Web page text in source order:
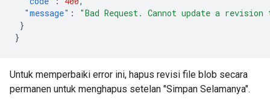
"message" :
"Bad Request. Cannot update a
}
}
Untuk memperbaiki error ini, hapus revisi file blob secara
permanen untuk menghapus setelan "Simpan Selamanya".